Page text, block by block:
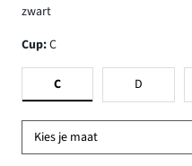
zwart
Cup:C
C D
Kies je maat